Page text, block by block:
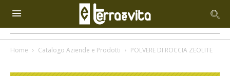
Home Catalogo Aziende e Prodotti POLVERE DI ROCCIA ZEOLITE